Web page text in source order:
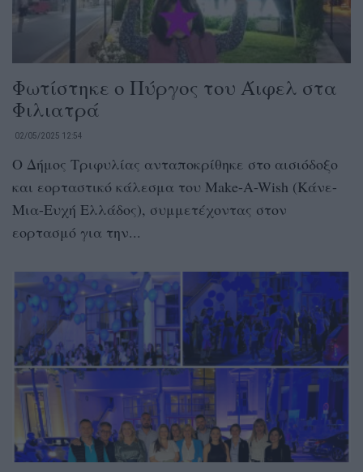
Φωτίστηκε ο Πύργος του Άιφελ στα
Φιλιατρά
02/05/2025 12:54
Ο Δήμος Τριφυλίας ανταποκρίθηκε στο αισιόδοξο
και εορταστικό κάλεσμα του Make-A-Wish (Κάνε-
Μια-Ευχή Ελλάδος), συμμετέχοντας στον
εορτασμό για την...